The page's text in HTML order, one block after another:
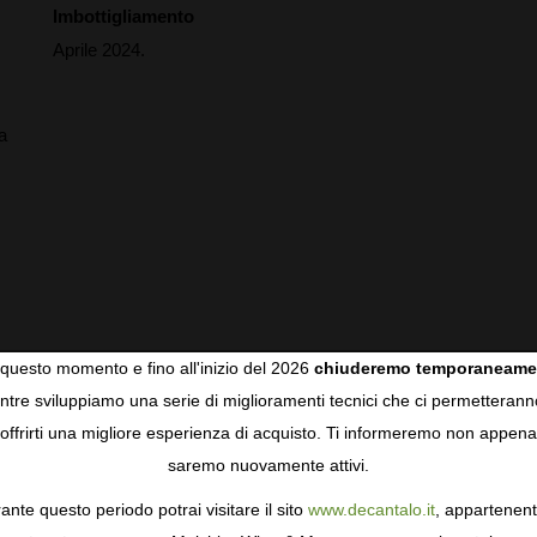
Imbottigliamento
Aprile 2024.
Rama is the spring bottling, when the flor is more active
It was selected from their soleras in Calle
five years of age and showcasing the character of the
It has a deep golden color and a pungent nose of
COOKIES
come i cookie per personalizzare e mejorar la tua
sulla privacy
per saperne di più, o gestisci le tue
Consenso.
momento e fino all'inizio del 2026 chiuderemo
sviluppiamo una serie di miglioramenti tecnici che ci
offrirti una migliore esperienza di acquisto. Ti informeremo non appena
saremo nuovamente attivi.
questo periodo potrai visitare il sito www.decantalo.it,